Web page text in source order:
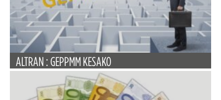
ALTRAN : GEPPMM KESAKO